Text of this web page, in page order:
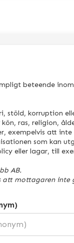
beteende
stöld, korruption
ras, religion,
exempelvis att
som kan
eller lagar, till
AB.
att mottagaren